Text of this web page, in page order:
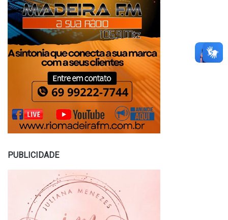
PUBLICIDADE